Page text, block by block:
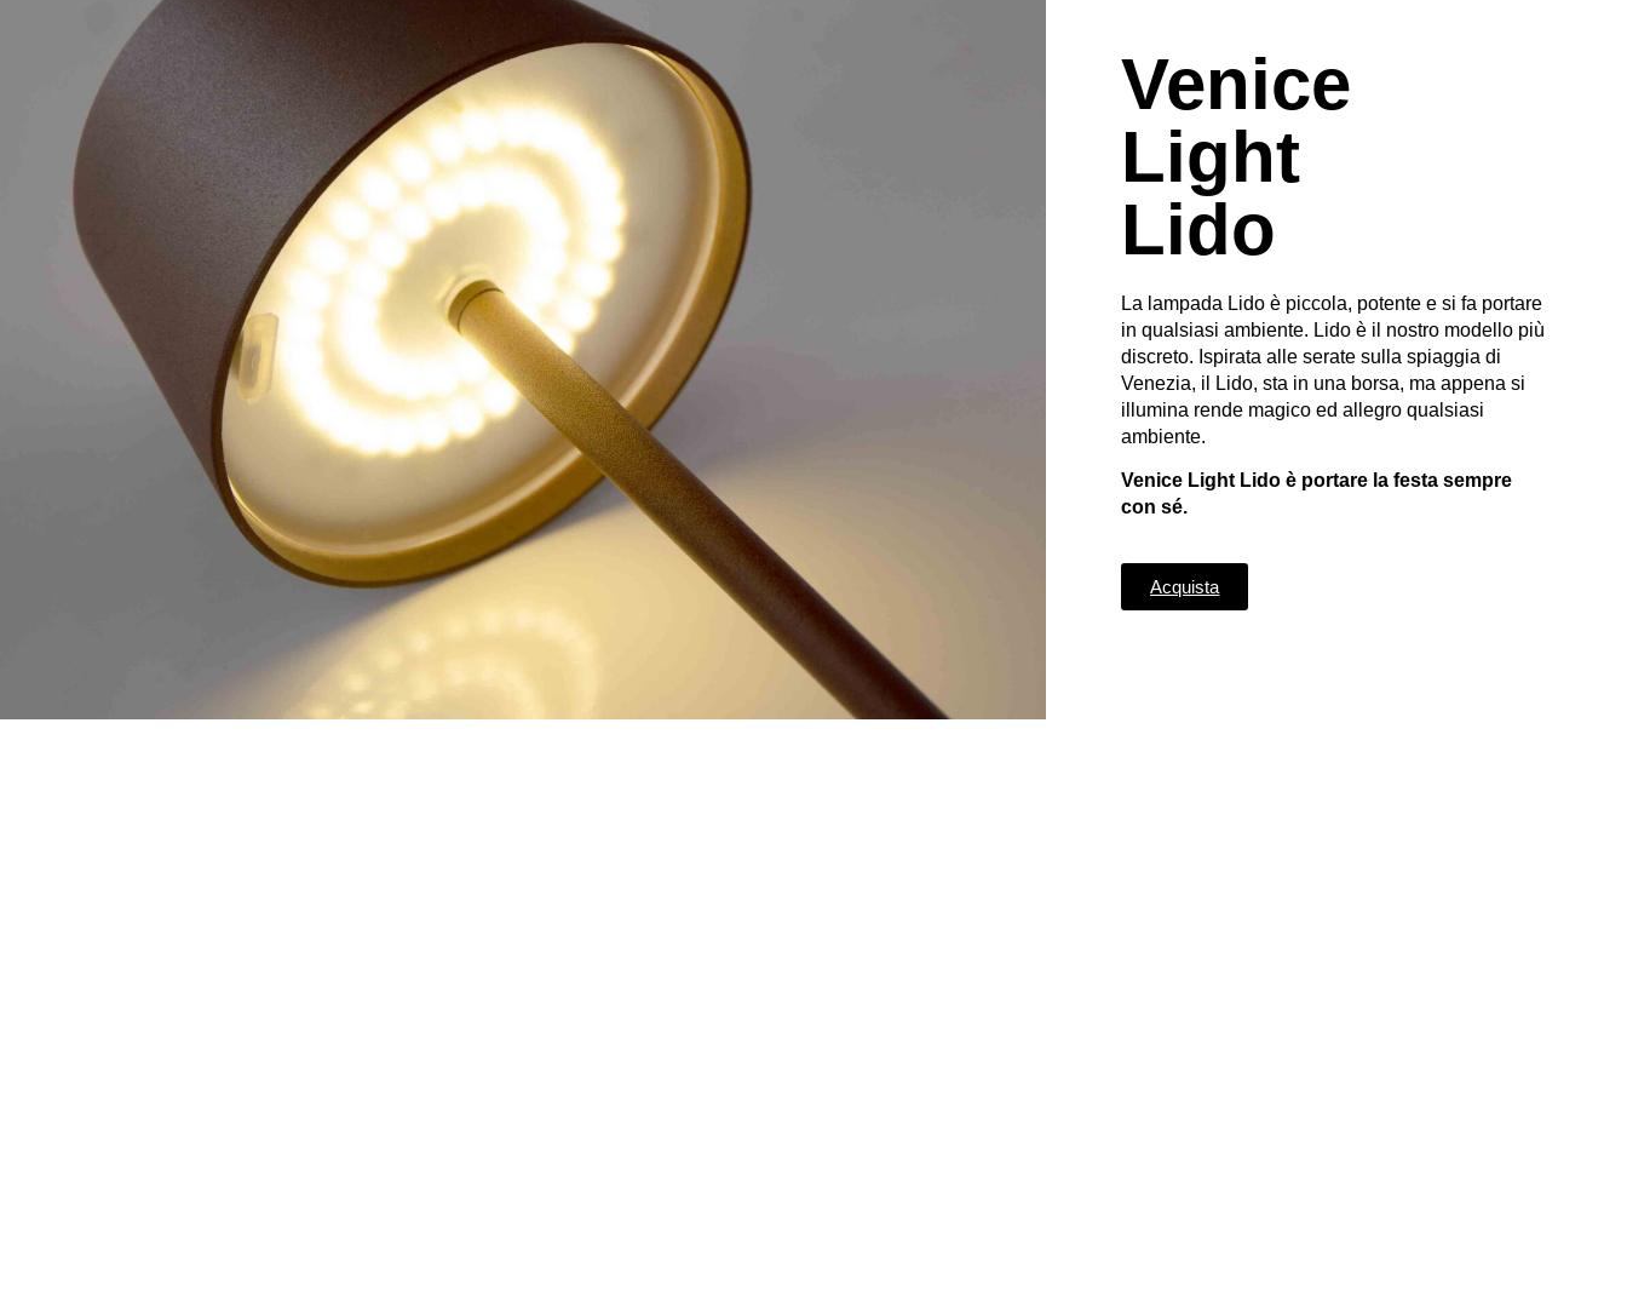
Venice
Light
Lido
La lampada Lido è piccola, potente e si fa portare
in qualsiasi ambiente. Lido è il nostro modello più
discreto. Ispirata alle serate sulla spiaggia di
Venezia, il Lido, sta in una borsa, ma appena si
illumina rende magico edallegro qualsiasi
ambiente.
Venice Light Lido è portare la festa sempre
con sé.
Acquista